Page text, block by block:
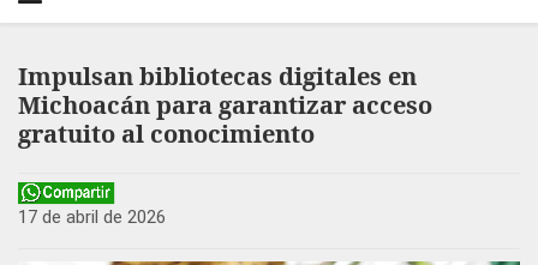
Impulsan bibliotecas digitales en
Michoacán para garantizar acceso
gratuito al conocimiento
17 de abril de 2026